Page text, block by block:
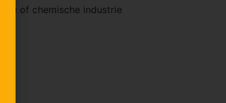
of chemische industrie